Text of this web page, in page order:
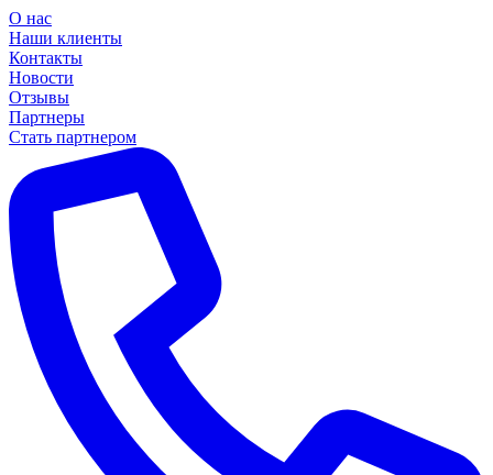
О нас
Наши клиенты
Контакты
Новости
Отзывы
Партнеры
Стать партнером